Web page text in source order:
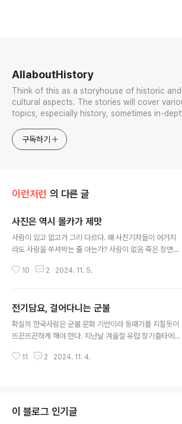
AllaboutHistory
Think of this as a storyhouse of historic and
cultural aspects. The stories will cover
topics, especially history, sometimes in-
approach will be to resist any common
generalized viewpoint
구독하기
이런저런 의 다른 글
사진은 역시 몰카가 제맛
사람이 있고 없고가 그리 다르다. 왜 사진기자들이 어거지
라도 사람을 쑤셔박는 줄 아는가? 사람이 없음 죽은 장면이
일도 물론 있다. 내 경험칙상 그 현장 사진이 가장 맘에 들
많지도 않을뿐더러 실제 초상권은 보호하려 했다. 암튼 내
가 맘에 드는 내 사진 중 한 것이다. 십수년 전 충주 미륵원
사지인가다.
10 2 2024. 11. 5.
전기담요, 걸어다니는 군불
확실히 한국사람은 군불 문화 기반이라 등때기를 지질듯이
뜨끈뜨끈하게 해야 한다. 지난날 겨울철 유럽 장기출타에
몰라 아예 등때기가 타는듯 해 목욕 수건을 깔고 잤으니 그
못했지만 오판이었다. 낮은 뜨거우나 밤은 차가웠고 특히
나 침대 그 특유한 한기를 참을 수 없었다. 그 전기담요를
11 2 2024. 11. 4.
이 블로그 인기글